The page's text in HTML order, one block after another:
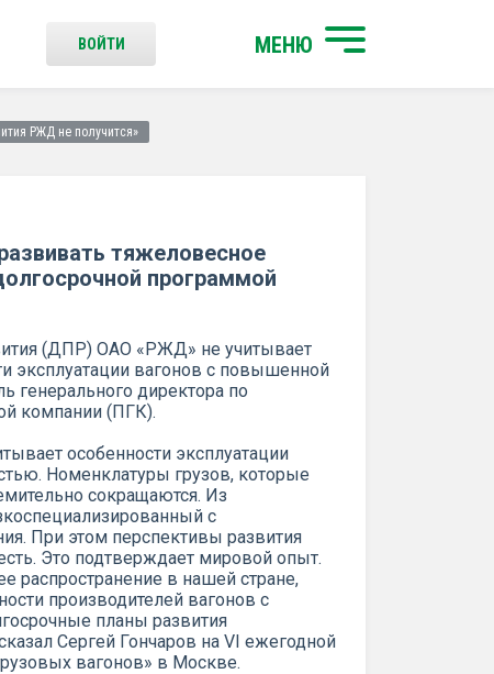
МЕНЮ
ВОЙТИ
РЖД не получится»
тяжеловесное
программой
(ДПР) ОАО «РЖД» не учитывает
эксплуатации вагонов с повышенной
генерального директора по
компании (ПГК).
особенности эксплуатации
Номенклатуры грузов, которые
сокращаются. Из
с
При этом перспективы развития
Это подтверждает мировой опыт.
распространение в нашей стране,
производителей вагонов с
планы развития
Сергей Гончаров на VI ежегодной
вагонов» в Москве.